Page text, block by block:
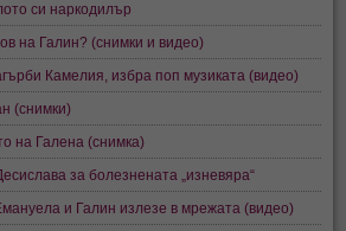
си наркодилър
на Галин? (снимки и видео)
Камелия, избра поп музиката (видео)
(снимки)
на Галена (снимка)
за болезнената „изневяра“
и Галин излезе в мрежата (видео)